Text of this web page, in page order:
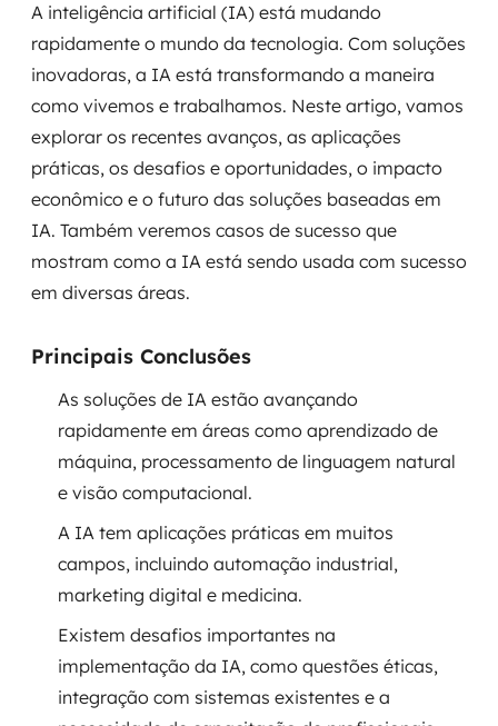
Data Platforms
Business Intelligence
Data Lakes & Warehouses
Governança de dados
Modernização de aplicações
Desenvolvimento web e mobile
Modernização tecnológica
Arquitetura de soluções
Migração para Cloud
UX / UI design
Sustentação de aplicações
A inteligência artificial (IA) está mudando
rapidamente o mundo da tecnologia. Com soluções
inovadoras, a IA está transformando a maneira
como vivemos e trabalhamos. Neste artigo, vamos
explorar os recentes avanços, as aplicações
práticas, os desafios e oportunidades, o impacto
econômico e o futuro das soluções baseadas em
IA. Também veremos casos de sucesso que
mostram como a IA está sendo usada com sucesso
em diversas áreas.
Principais Conclusões
As soluções de IA estão avançando
rapidamente em áreas como aprendizado de
máquina, processamento de linguagem natural
e visão computacional.
A IA tem aplicações práticas em muitos
campos, incluindo automação industrial,
marketing digital e medicina.
Existem desafios importantes na
implementação da IA, como questões éticas,
integração com sistemas existentes e a